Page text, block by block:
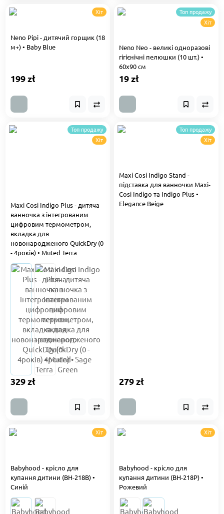
Хіт
Neno Pipi - дитячий горщик (18
м+) • Baby Blue
199 zł
Топ продажу
Хіт
Neno Neo - великі одноразові
гігієнічні пелюшки (10 шт.) •
60х90 см
19 zł
Топ продажу
Хіт
Maxi Cosi Indigo Plus - дитяча
ванночка з інтегрованим
цифровим термометром,
вкладка для
новонародженого QuickDry (0
- 4років) • Muted Terra
329 zł
Топ продажу
Хіт
Maxi Cosi Indigo Stand -
підставка для ванночки Maxi-
Cosi Indigo та Indigo Plus •
Elegance Beige
279 zł
Хіт
Babyhood - крісло для
купання дитини (BH-218B) •
Синій
Хіт
Babyhood - крісло для
купання дитини (BH-218P) •
Рожевий